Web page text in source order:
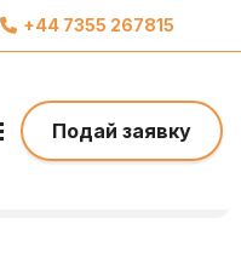
x
вам спам.
інформацією,
з вами щодо вашої
+44 7355 267815
Подай заявку